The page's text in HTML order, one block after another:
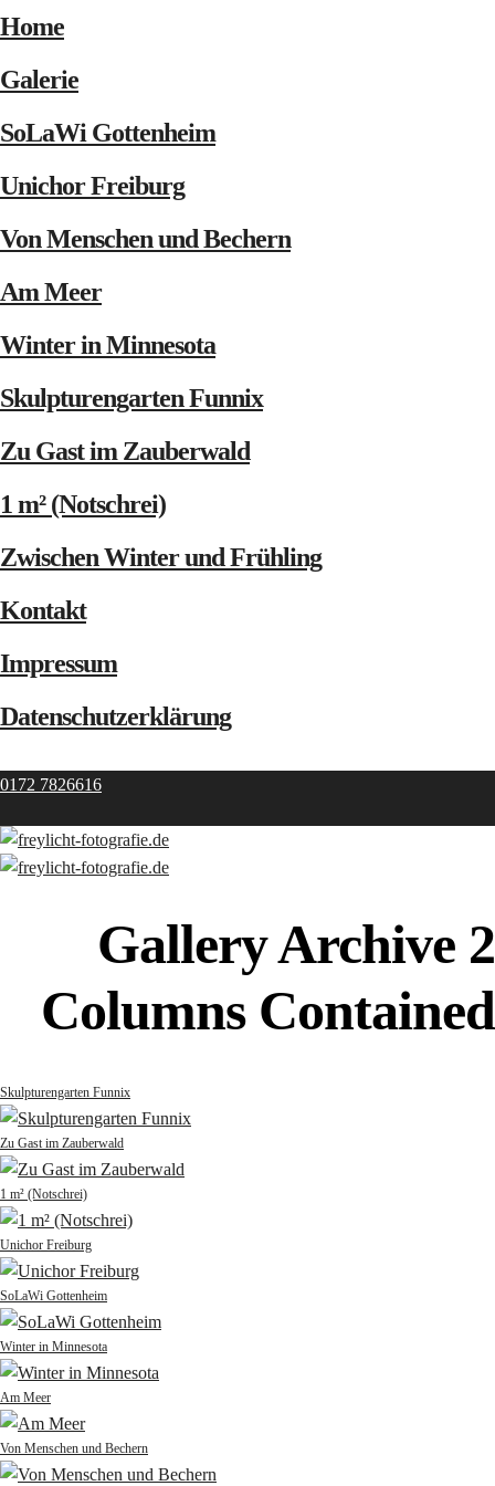
Home
Galerie
SoLaWi Gottenheim
Unichor Freiburg
Von Menschen und Bechern
Am Meer
Winter in Minnesota
Skulpturengarten Funnix
Zu Gast im Zauberwald
1 m² (Notschrei)
Zwischen Winter und Frühling
Kontakt
Impressum
Datenschutzerklärung
0172 7826616
Gallery Archive 2
Columns Contained
Skulpturengarten Funnix
Zu Gast im Zauberwald
1 m² (Notschrei)
Unichor Freiburg
SoLaWi Gottenheim
Winter in Minnesota
Am Meer
Von Menschen und Bechern